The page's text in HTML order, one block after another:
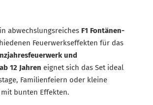
abwechslungsreiches F1 Fontänen-
Feuerwerkseffekten für das
und
12 Jahren eignet sich das Set ideal
Familienfeiern oder kleine
bunten Effekten.